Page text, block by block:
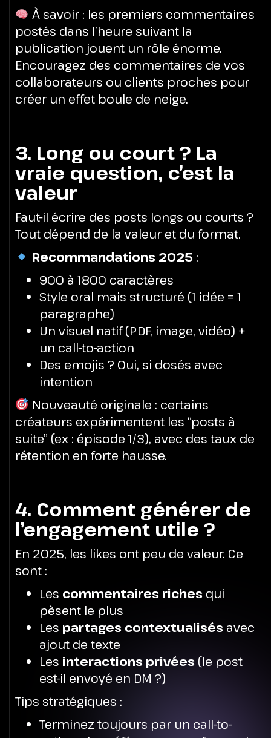
À savoir : les premiers commentaires
postés dans l’heure suivant la
publication jouent un rôle énorme.
Encouragez des commentaires de vos
collaborateurs ou clients proches pour
créer un effet boule de neige.
3. Long ou court ? La
vraie question, c’est la
valeur
Faut-il écrire des posts longs ou courts ?
Tout dépend de la valeur et du format.
Recommandations 2025:
900 à 1800 caractères
Style oral mais structuré (1 idée = 1
paragraphe)
Un visuel natif (PDF, image, vidéo) +
un call-to-action
Des emojis ? Oui, si dosés avec
intention
Nouveauté originale : certains
créateurs expérimentent les “posts à
suite” (ex : épisode 1/3), avec des taux de
rétention en forte hausse.
4. Comment générer de
l’engagement utile ?
En 2025, les likes ont peu de valeur. Ce
sont :
Les commentaires riches qui
pèsent le plus
Les partages contextualisés avec
ajout de texte
Les interactions privées (le post
est-il envoyé en DM ?)
Tips stratégiques :
Terminez toujours par un call-to-